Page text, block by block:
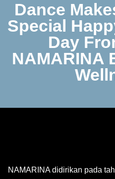
Dance
Special
Day
NAMARINA
NAMARINA didirikan pada